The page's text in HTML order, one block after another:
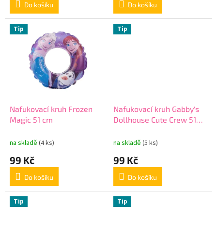
Do košíku Do košíku
Tip
Nafukovací kruh Frozen
Magic 51 cm
na skladě (4 ks)
99 Kč
Do košíku
Tip
Nafukovací kruh Gabby's
Dollhouse Cute Crew 51
na skladě (5 ks)
99 Kč
Do košíku
Tip Tip